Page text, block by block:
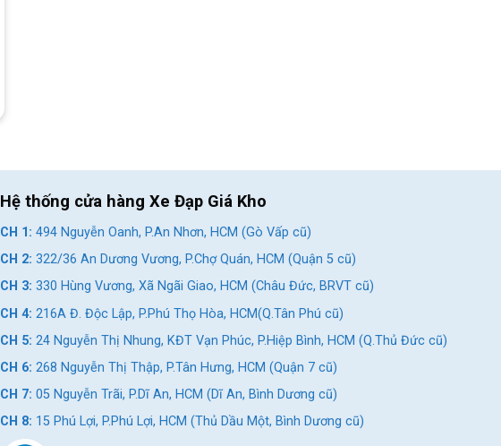
Hệ thống cửa hàng Xe Đạp Giá Kho
CH 1: 494 Nguyễn Oanh, P.An Nhơn, HCM (Gò Vấp cũ)
CH 2: 322/36 An Dương Vương, P.Chợ Quán, HCM (Quận 5 cũ)
CH 3: 330 Hùng Vương, Xã Ngãi Giao, HCM (Châu Đức, BRVT cũ)
CH 4: 216A Đ. Độc Lập, P.Phú Thọ Hòa, HCM(Q.Tân Phú cũ)
CH 5: 24 Nguyễn Thị Nhung, KĐT Vạn Phúc, P.Hiệp Bình, HCM (Q.Thủ Đức cũ)
CH 6: 268 Nguyễn Thị Thập, P.Tân Hưng, HCM (Quận 7 cũ)
CH 7: 05 Nguyễn Trãi, P.Dĩ An, HCM (Dĩ An, Bình Dương cũ)
CH 8: 15 Phú Lợi, P.Phú Lợi, HCM (Thủ Dầu Một, Bình Dương cũ)